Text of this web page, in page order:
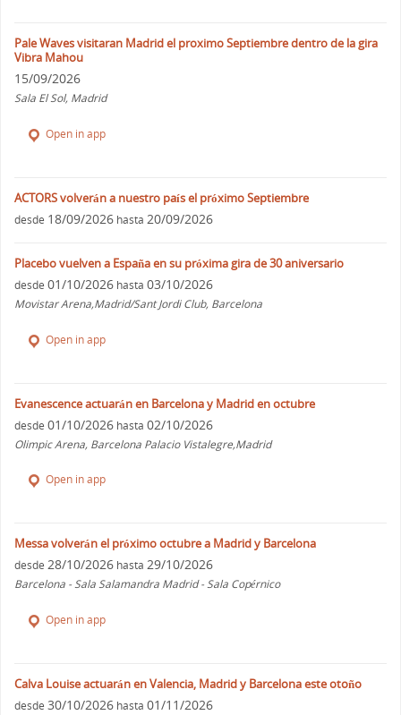
Pale Waves visitaran Madrid el proximo Septiembre dentro de la gira
Vibra Mahou
15/09/2026
Sala El Sol, Madrid
Open in app
ACTORS volverán a nuestro país el próximo Septiembre
desde 18/09/2026 hasta 20/09/2026
Placebo vuelven a España en su próxima gira de 30 aniversario
desde 01/10/2026 hasta 03/10/2026
Movistar Arena,Madrid/Sant Jordi Club, Barcelona
Open in app
Evanescence actuarán en Barcelona y Madrid en octubre
desde 01/10/2026 hasta 02/10/2026
Olimpic Arena, Barcelona Palacio Vistalegre,Madrid
Open in app
Messa volverán el próximo octubre a Madrid y Barcelona
desde 28/10/2026 hasta 29/10/2026
Barcelona - Sala Salamandra Madrid - Sala Copérnico
Open in app
Calva Louise actuarán en Valencia, Madrid y Barcelona este otoño
desde 30/10/2026 hasta 01/11/2026